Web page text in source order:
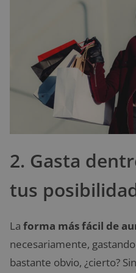
2. Gasta
tus
La forma más fácil de
necesariamente,
bastante obvio, ¿cierto?